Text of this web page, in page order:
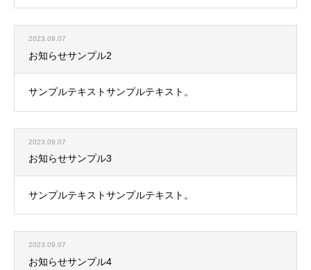
2023.09.07
お知らせサンプル2
サンプルテキストサンプルテキスト。
2023.09.07
お知らせサンプル3
サンプルテキストサンプルテキスト。
2023.09.07
お知らせサンプル4